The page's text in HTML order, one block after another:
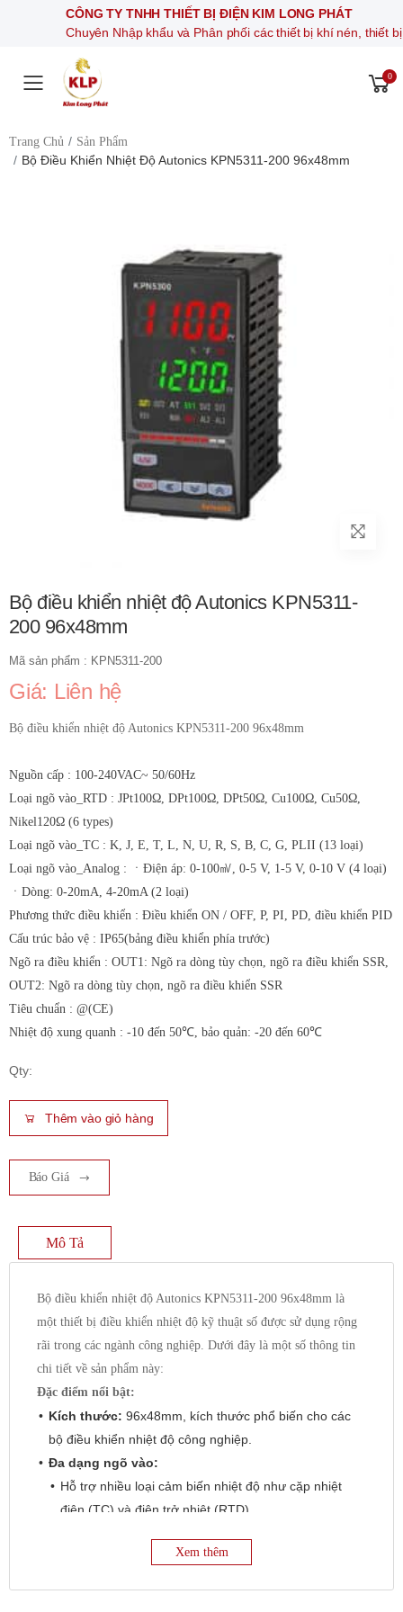
CÔNG TY TNHH THIẾT BỊ ĐIỆN KIM LONG PHÁT
Chuyên Nhập khẩu và Phân phối các thiết bị khí nén, thiết bị điện
Toggle mobile menu
0
Trang Chủ Sản Phẩm
Bộ Điều Khiển Nhiệt Độ Autonics KPN5311-200 96x48mm
Bộ điều khiển nhiệt độ Autonics KPN5311-
200 96x48mm
Mã sản phẩm : KPN5311-200
Giá: Liên hệ
Bộ điều khiển nhiệt độ Autonics KPN5311-200 96x48mm
Nguồn cấp : 100-240VAC~ 50/60Hz
Loại ngõ vào_RTD : JPt100Ω, DPt100Ω, DPt50Ω, Cu100Ω, Cu50Ω,
Nikel120Ω (6 types)
Loại ngõ vào_TC : K, J, E, T, L, N, U, R, S, B, C, G, PLII (13 loại)
Loại ngõ vào_Analog : ㆍĐiện áp: 0-100㎷, 0-5 V, 1-5 V, 0-10 V (4 loại)
ㆍDòng: 0-20mA, 4-20mA (2 loại)
Phương thức điều khiển : Điều khiển ON / OFF, P, PI, PD, điều khiển PID
Cấu trúc bảo vệ : IP65(bảng điều khiển phía trước)
Ngõ ra điều khiển : OUT1: Ngõ ra dòng tùy chọn, ngõ ra điều khiển SSR,
OUT2: Ngõ ra dòng tùy chọn, ngõ ra điều khiển SSR
Tiêu chuẩn : @(CE)
Nhiệt độ xung quanh : -10 đến 50℃, bảo quản: -20 đến 60℃
Qty:
Thêm vào giỏ hàng
Báo Giá
Mô Tả
Bộ điều khiển nhiệt độ Autonics KPN5311-200 96x48mm là
một thiết bị điều khiển nhiệt độ kỹ thuật số được sử dụng rộng
rãi trong các ngành công nghiệp. Dưới đây là một số thông tin
chi tiết về sản phẩm này:
Đặc điểm nổi bật:
Kích thước: 96x48mm, kích thước phổ biến cho các
bộ điều khiển nhiệt độ công nghiệp.
Đa dạng ngõ vào:
Hỗ trợ nhiều loại cảm biến nhiệt độ như cặp nhiệt
điện (TC) và điện trở nhiệt (RTD).
Loại ngõ vào_RTD : JPt100Ω, DPt100Ω, DPt50Ω,
Xem thêm